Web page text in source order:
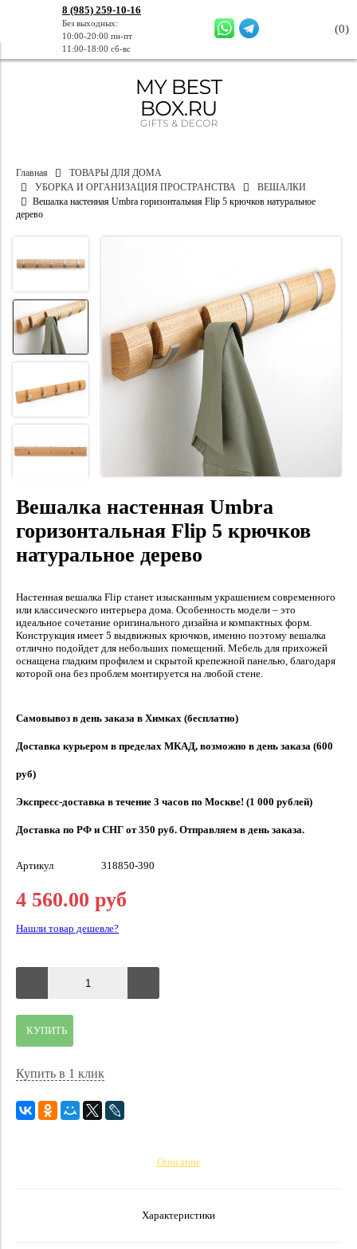
8 (985) 259-10-16
Без выходных:
10:00-20:00 пн-пт
11:00-18:00 сб-вс
(0)
Главная
ТОВАРЫ ДЛЯ ДОМА
УБОРКА И ОРГАНИЗАЦИЯ ПРОСТРАНСТВА
ВЕШАЛКИ
Вешалка настенная Umbra горизонтальная Flip 5 крючков натуральное
дерево
Вешалка настенная Umbra
горизонтальная Flip 5 крючков
натуральное дерево
Настенная вешалка Flip станет изысканным украшением современного
или классического интерьера дома. Особенность модели – это
идеальное сочетание оригинального дизайна и компактных форм.
Конструкция имеет 5 выдвижных крючков, именно поэтому вешалка
отлично подойдет для небольших помещений. Мебель для прихожей
оснащена гладким профилем и скрытой крепежной панелью, благодаря
которой она без проблем монтируется на любой стене.
Самовывоз в день заказа в Химках (бесплатно)
Доставка курьером в пределах МКАД, возможно в день заказа (600
руб)
Экспресс-доставка в течение 3 часов по Москве! (1 000 рублей)
Доставка по РФ и СНГ от 350 руб. Отправляем в день заказа.
Артикул 318850-390
4 560.00 руб
Нашли товар дешевле?
КУПИТЬ
Купить в 1 клик
Описание
Характеристики